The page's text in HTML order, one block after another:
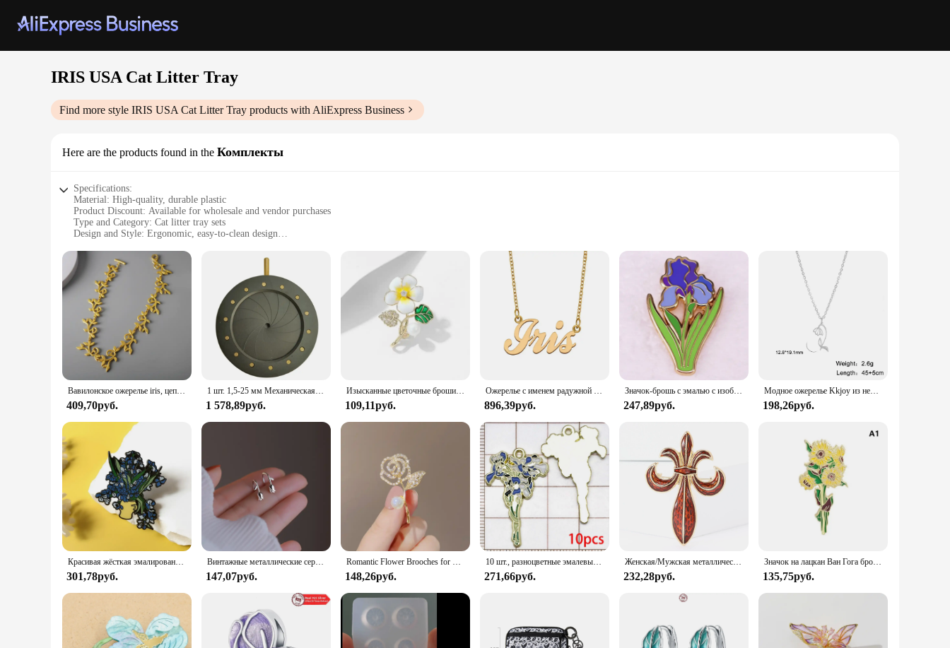
IRIS USA Cat Litter Tray
Find more style IRIS USA Cat Litter Tray products with AliExpress Business
Here are the products found in the Комплекты
Specifications:
Material: High-quality, durable plastic
Product Discount: Available for wholesale and vendor purchases
Type and Category: Cat litter tray sets
Design and Style: Ergonomic, easy-to-clean design
Typical Adaptive Scenario: Fits seamlessly into any home environment
Shape or Size or Weight or Quantity: Multiple sizes available to accommodate different cat needs
Features:
**Optimized for Ease of Use**
The IRIS USA Cat Litter Tray is a testament to thoughtful design and practicality. The high-quality, durable plastic ensures that the tray can withstand the rigors of daily use by your feline companion.
The ergonomic shape is not only aesthetically pleasing but also ensures that cleaning is a breeze. The design of the tray is such that it can be easily separated into individual components, allowing for a
thorough cleaning without the hassle of disassembling the entire unit.
**Versatile and Convenient**
This cat litter tray set is not just about functionality; it's also about convenience. Available in multiple sizes, it caters to cats of all sizes, from the smallest kitten to the largest adult cat. The set includes
all the necessary components, making it a complete solution for your cat's litter needs. Whether you're looking to replace an old litter tray or setting up a new space for your feline friend, the IRIS
USA Cat Litter Tray is an excellent choice.
**Adaptive and Accessible**
Understanding the diverse needs of pet owners, IRIS USA offers this cat litter tray set at wholesale prices, making it accessible to vendors and suppliers. The set is perfect for pet stores, veterinary
clinics, and shelters looking to provide quality litter solutions to their customers. The set's adaptive nature ensures that it can be used in a variety of scenarios, from homes to commercial settings,
making it a versatile addition to any pet care product line.
Вавилонское ожерелье iris, цепочка с листьями и ключицами, модный подарок, аксессуары для девочек, подарок на день рождения, ювелирные аксессуары
409,70руб.
1 шт. 1,5-25 мм Механическая оптическая Радужная Регулируемая фотодиафрагма микроскоп камера конденсаторные лазерные детали
1 578,89руб.
Изысканные цветочные броши для женщин и мужчин, модная роза, пион, лилия, ирис, булавка с растением, офисная вечеринка, повседневный аксессуар, ювелирное изделие, подарок 2024
109,11руб.
Ожерелье с именем радужной оболочки для женщин, ювелирные изделия из нержавеющей стали с золотым покрытием, женское колье для матерей, подарок для девушки
896,39руб.
Значок-брошь с эмалью с изображением синего цветка радужной оболочки
247,89руб.
Модное ожерелье Kkjoy из нержавеющей стали с розовой радужкой, женское ожерелье с цветком месяца, ювелирные изделия для подружки невесты, подарки на день рождения
198,26руб.
Красивая жёсткая эмалированная булавка радужной расцветки, металлический значок, Цветочная Брошь для ювелирных изделий, аксессуар, подарки для нее, ему, оптовая продажа
301,78руб.
Винтажные металлические серьги-крючки с цветком ириса для женщин, элегантные серебряные серьги с лепестками, темпераментные серьги, свадебные украшения, подарки
147,07руб.
Romantic Flower Brooches for Women Men Fashion Rose Peony Lily Iris Plant Pin Office Party Casual Accessory Jewelry Gift 2024
148,26руб.
10 шт., разноцветные эмалевые Подвески в виде растений
271,66руб.
Женская/Мужская металлическая брошь в стиле ретро
232,28руб.
Значок на лацкан Ван Гога брошь в виде подсолнуха радужной оболочки цветок шляпы металлические эмалированные Значки для одежды значки для рюкзака Подарки для женщин
135,75руб.